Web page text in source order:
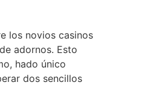
los novios casinos
adornos. Esto
hado único
dos sencillos